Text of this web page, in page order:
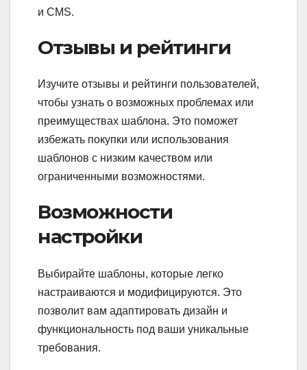
и CMS.
Отзывы и рейтинги
Изучите отзывы и рейтинги пользователей,
чтобы узнать о возможных проблемах или
преимуществах шаблона. Это поможет
избежать покупки или использования
шаблонов с низким качеством или
ограниченными возможностями.
Возможности
настройки
Выбирайте шаблоны, которые легко
настраиваются и модифицируются. Это
позволит вам адаптировать дизайн и
функциональность под ваши уникальные
требования.